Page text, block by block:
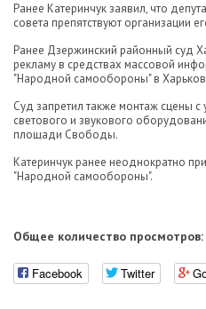
Ранее Катеринчук заявил, что
совета препятствуют организации
Ранее Дзержинский районный суд
рекламу в средствах массовой
"Народной самообороны" в
Суд запретил также монтаж сцены с
светового и звукового
площади Свободы.
Катеринчук ранее неоднократно
"Народной самообороны".
Общее количество просмотров:
Facebook Twitter